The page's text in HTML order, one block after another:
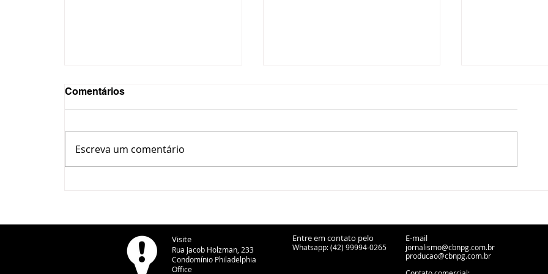
urbanos
na reta final
Comentários
Escreva um comentário
Visite
Rua Jacob Holzman, 233
Condomínio Philadelphia
Office
Entre em contato pelo
Whatsapp: (42) 99994-0265
E-mail
jornalismo@cbnpg.com.br
producao@cbnpg.com.br